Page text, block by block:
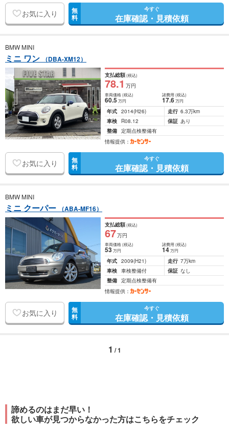
お気に入り 無
料
今すぐ
在庫確認・見積依頼
BMW MINI
ミニ ワン （DBA-XM12）
支払総額(税込)
78.1 万円
車両価格(税込)
60.5万円
諸費用 (税込)
17.6 万円
年式 2014(H26) 走行 6.3万km
車検
R08.12 保証 あり
整備 定期点検整備有
情報提供：
お気に入り 無
料
今すぐ
在庫確認・見積依頼
BMW MINI
ミニ クーパー （ABA-MF16）
支払総額(税込)
67万円
車両価格(税込)
53万円
諸費用 (税込)
14 万円
年式 2009(H21) 走行 7万km
車検 車検整備付 保証 なし
整備 定期点検整備有
情報提供：
お気に入り 無
料
今すぐ
在庫確認・見積依頼
1 / 1
諦めるのはまだ早い！
欲しい車が見つからなかった方はこちらをチェック